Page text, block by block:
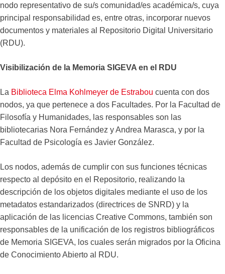
nodo representativo de su/s comunidad/es académica/s, cuya
principal responsabilidad es, entre otras, incorporar nuevos
documentos y materiales al Repositorio Digital Universitario
(RDU).
Visibilización de la Memoria SIGEVA en el RDU
La Biblioteca Elma Kohlmeyer de Estrabou cuenta con dos
nodos, ya que pertenece a dos Facultades. Por la Facultad de
Filosofía y Humanidades, las responsables son las
bibliotecarias Nora Fernández y Andrea Marasca, y por la
Facultad de Psicología es Javier González.
Los nodos, además de cumplir con sus funciones técnicas
respecto al depósito en el Repositorio, realizando la
descripción de los objetos digitales mediante el uso de los
metadatos estandarizados (directrices de SNRD) y la
aplicación de las licencias Creative Commons, también son
responsables de la unificación de los registros bibliográficos
de Memoria SIGEVA, los cuales serán migrados por la Oficina
de Conocimiento Abierto al RDU.